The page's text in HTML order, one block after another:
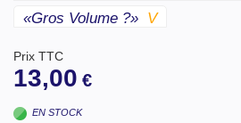
«gros Volume ?» V
Prix TTC
13,00 €
EN STOCK